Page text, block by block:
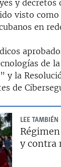
y
visto
en
de
y la
de
LEE TAMBIÉN
y contra